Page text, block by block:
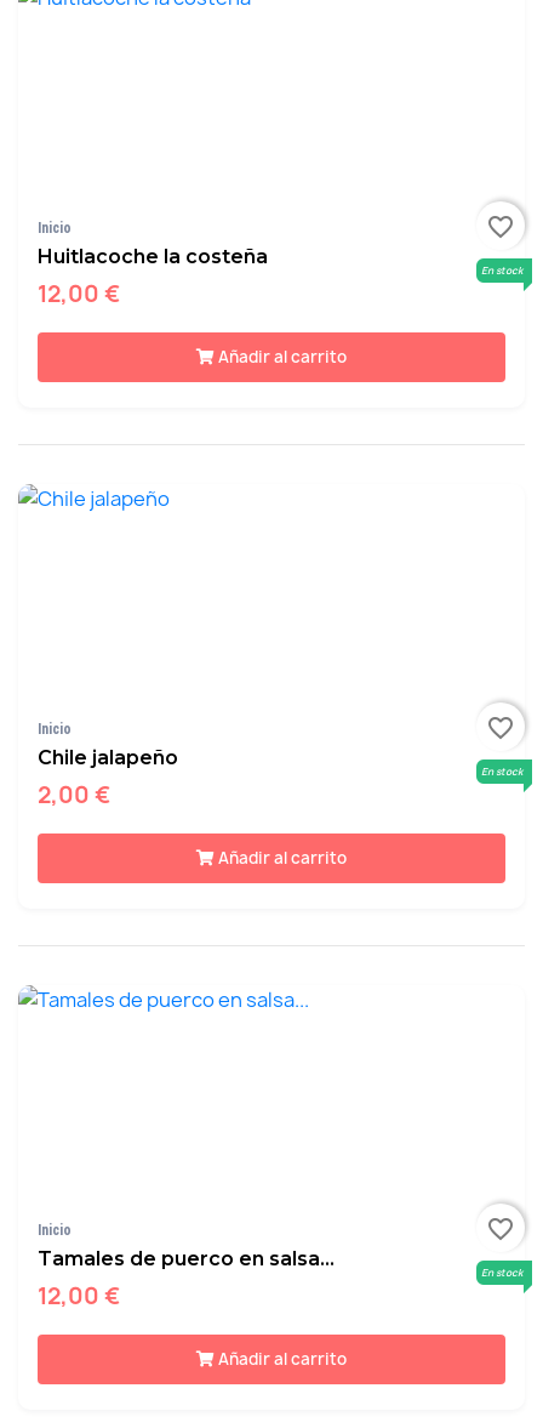
Inicio
Huitlacoche la costeña
12,00 €
En stock
Añadir al carrito
favorite_border
Inicio
Chile jalapeño
2,00 €
En stock
Añadir al carrito
favorite_border
Inicio
Tamales de puerco en salsa...
12,00 €
En stock
Añadir al carrito
favorite_border